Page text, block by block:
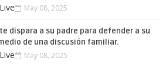
May 08, 2025
dispara a su padre para defender a su
de una discusión familiar.
May 08, 2025